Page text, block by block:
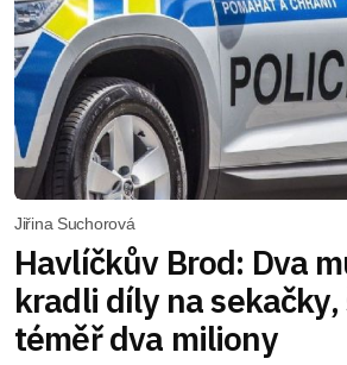
Jiřina Suchorová
Havlíčkův Brod: Dva
kradli díly na sekačky,
téměř dva miliony